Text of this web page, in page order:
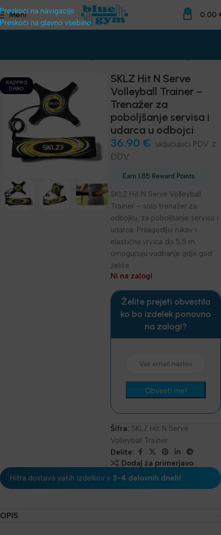
Preskoči na navigacijo
Preskoči na glavno vsebino
Meni 0 0.00
RAZPRO
DANO
SKLZ Hit N Serve
Volleyball Trainer –
Trenažer za
poboljšanje servisa i
udarca u odbojci
36.90 €
z
DDV
Earn 1.85 Reward Points
SKLZ Hit N Serve Volleyball
Trainer – solo trenažer za
odbojku, za poboljšanje servisa i
udarca. Prilagodljiv rukav i
elastična vrvica do 5,5 m
omogućuju vadbanje gdje god
želite.
Ni na zalogi
Želite prejeti obvestilo
ko bo izdelek ponovno
na zalogi?
Šifra: SKLZ Hit N Serve
Volleyball Trainer
Delite:
Dodaj za primerjavo
Hitra dostava vaših izdelkov v 3-4 delovnih dneh!
OPIS